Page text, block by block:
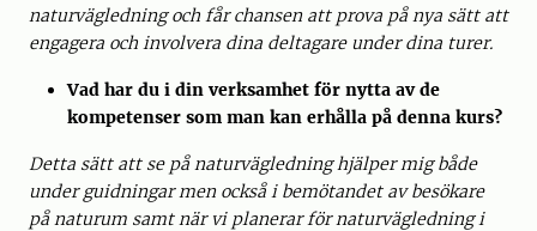
naturvägledning och får chansen att prova på nya sätt att
engagera och involvera dina deltagare under dina turer.
Vad har du i din verksamhet för nytta av de
kompetenser som man kan erhålla på denna kurs?
Detta sätt att se på naturvägledning hjälper mig både
under guidningar men också i bemötandet av besökare
på naturum samt när vi planerar för naturvägledning i